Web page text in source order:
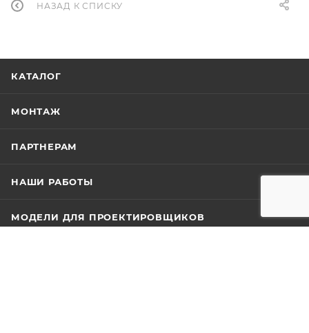
НАЗАД К СПИСКУ
КАТАЛОГ
МОНТАЖ
ПАРТНЕРАМ
НАШИ РАБОТЫ
МОДЕЛИ ДЛЯ ПРОЕКТИРОВЩИКОВ